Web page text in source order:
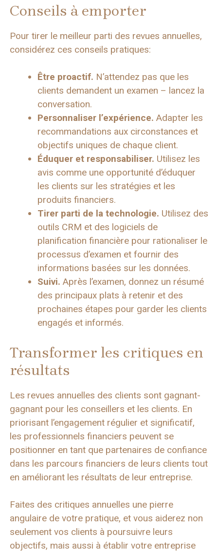
Conseils à emporter
Pour tirer le meilleur parti des revues annuelles,
considérez ces conseils pratiques:
Être proactif. N’attendez pas que les
clients demandent un examen – lancez la
conversation.
Personnaliser l’expérience. Adapter les
recommandations aux circonstances et
objectifs uniques de chaque client.
Éduquer et responsabiliser. Utilisez les
avis comme une opportunité d’éduquer
les clients sur les stratégies et les
produits financiers.
Tirer parti de la technologie. Utilisez des
outils CRM et des logiciels de
planification financière pour rationaliser le
processus d’examen et fournir des
informations basées sur les données.
Suivi. Après l’examen, donnez un résumé
des principaux plats à retenir et des
prochaines étapes pour garder les clients
engagés et informés.
Transformer les critiques en
résultats
Les revues annuelles des clients sont gagnant-
gagnant pour les conseillers et les clients. En
priorisant l’engagement régulier et significatif,
les professionnels financiers peuvent se
positionner en tant que partenaires de confiance
dans les parcours financiers de leurs clients tout
en améliorant les résultats de leur entreprise.
Faites des critiques annuelles une pierre
angulaire de votre pratique, et vous aiderez non
seulement vos clients à poursuivre leurs
objectifs, mais aussi à établir votre entreprise